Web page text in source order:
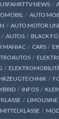
NEWS
AUTO
AUTO MOTOR
AUTOS
BLACK
MANIAC CARS
INFOS
LIMOUSINE
MITTELKLASSE